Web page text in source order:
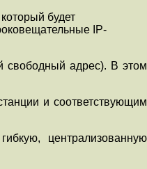
будет
IP-
свободный адрес). В этом
и соответствующим
централизованную